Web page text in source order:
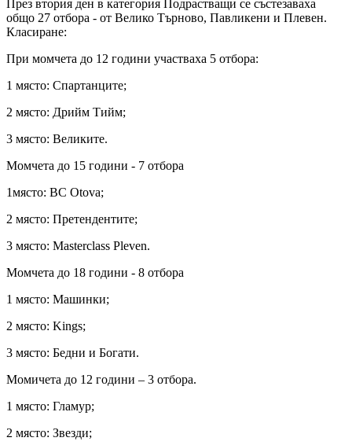
През втория ден в категория Подрастващи се състезаваха
общо 27 отбора - от Велико Търново, Павликени и Плевен.
Класиране:
При момчета до 12 години участваха 5 отбора:
1 място: Спартанците;
2 място: Дрийм Тийм;
3 място: Великите.
Момчета до 15 години - 7 отбора
1място: BC Otova;
2 място: Претендентите;
3 място: Masterclass Pleven.
Момчета до 18 години - 8 отбора
1 място: Машинки;
2 място: Kings;
3 място: Бедни и Богати.
Момичета до 12 години – 3 отбора.
1 място: Гламур;
2 място: Звезди;